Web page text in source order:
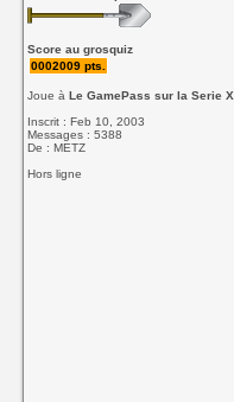
Score au grosquiz
0002009 pts.
Joue àLe GamePass sur la Serie X
Inscrit : Feb 10, 2003
Messages : 5388
De : METZ
Hors ligne